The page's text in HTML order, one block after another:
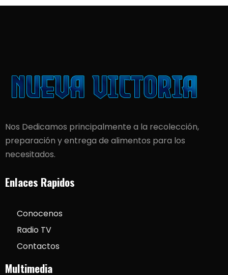
Nos Dedicamos principalmente a la recolección,
preparación y entrega de alimentos para los
necesitados.
Enlaces Rapidos
Conocenos
Radio TV
Contactos
Multimedia